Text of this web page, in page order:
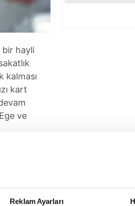
Reklam Ayarları
bir hayli
kalması
kart
ve